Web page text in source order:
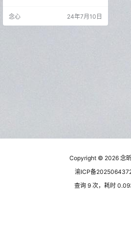
多学习类的视频，还有很多可以让
孩子增长知识、开发智力的视频，
念心 24年7月10日
Copyright © 2026 念
渝ICP备
查询 9 次，耗时